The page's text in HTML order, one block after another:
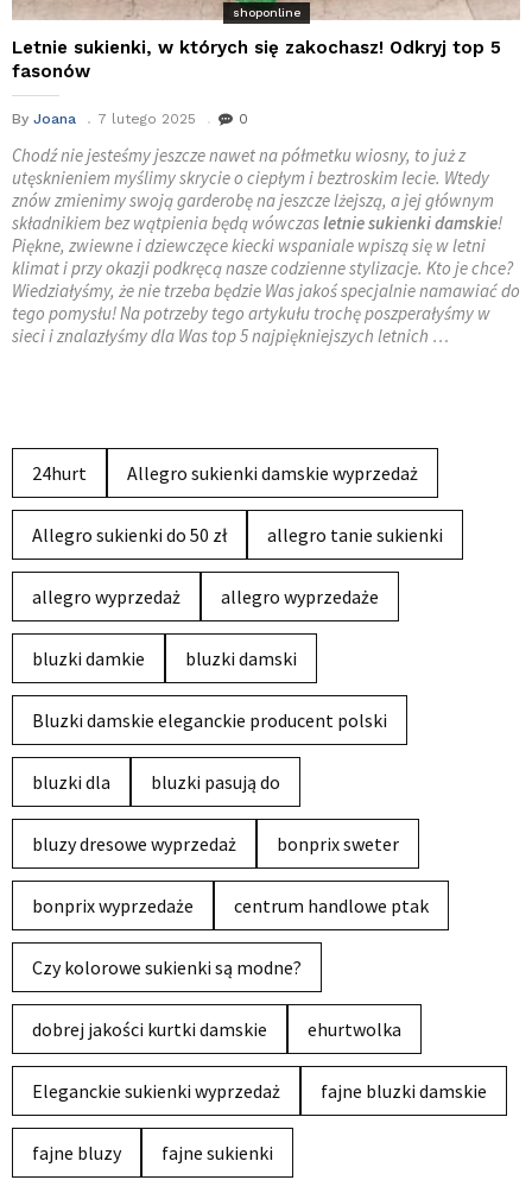
shoponline
Letnie sukienki, w których się zakochasz! Odkryj top 5
fasonów
By Joana 7 lutego 2025 0
Chodź nie jesteśmy jeszcze nawet na półmetku wiosny, to już z
utęsknieniem myślimy skrycie o ciepłym i beztroskim lecie. Wtedy
znów zmienimy swoją garderobę na jeszcze lżejszą, a jej głównym
składnikiem bez wątpienia będą wówczasletnie sukienki damskie!
Piękne, zwiewne i dziewczęce kiecki wspaniale wpiszą się w letni
klimat i przy okazji podkręcą nasze codzienne stylizacje. Kto je chce?
Wiedziałyśmy, że nie trzeba będzie Was jakoś specjalnie namawiać do
tego pomysłu! Na potrzeby tego artykułu trochę poszperałyśmy w
sieci i znalazłyśmy dla Was top 5 najpiękniejszych letnich …
24hurt Allegro sukienki damskie wyprzedaż
Allegro sukienki do 50 zł allegro tanie sukienki
allegro wyprzedaż allegro wyprzedaże
bluzki damkie bluzki damski
Bluzki damskie eleganckie producent polski
bluzki dla bluzki pasują do
bluzy dresowe wyprzedaż bonprix sweter
bonprix wyprzedaże centrum handlowe ptak
Czy kolorowe sukienki są modne?
dobrej jakości kurtki damskie ehurtwolka
Eleganckie sukienki wyprzedaż fajne bluzki damskie
fajne bluzy fajne sukienki